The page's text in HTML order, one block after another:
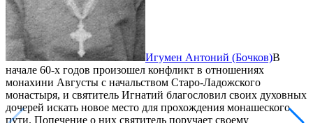
Игумен Антоний (Бочков)В
начале 60-х годов произошел конфликт в отношениях
монахини Августы с начальством Старо-Ладожского
монастыря, и святитель Игнатий благословил своих духовных
дочерей искать новое место для прохождения монашеского
пути. Попечение о них святитель поручает своему